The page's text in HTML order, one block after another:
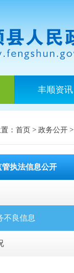
丰顺资讯
： 首页 > 政务公开 >
执法信息公开
不良信息